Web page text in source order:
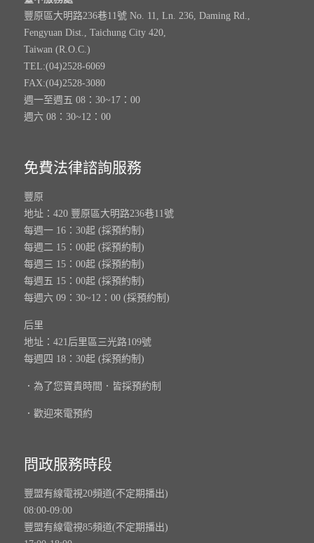
豐原區大明路236巷11號 No. 11, Ln. 236, Daming Rd.,
Fengyuan Dist., Taichung City 420,
Taiwan (R.O.C.)
TEL:(04)2528-6069
FAX:(04)2528-3080
週一至週五 08：30~17：00
週六 08：30~12：00
免費法律諮詢服務
豐原
地址：420 豐原區大明路236巷11號
每週一 16：30起 (採預約制)
每週二 15：00起 (採預約制)
每週三 15：00起 (採預約制)
每週五 15：00起 (採預約制)
每週六 09：30~12：00 (採預約制)
后里
地址：421后里區三光路109號
每週四 18：30起 (採預約制)
．為了您寶貴時間．皆採預約制
．歡迎來電預約
問政服務時段
豐盟有線電視20頻道(不定期播出)
08:00-09:00
豐盟有線電視85頻道(不定期播出)